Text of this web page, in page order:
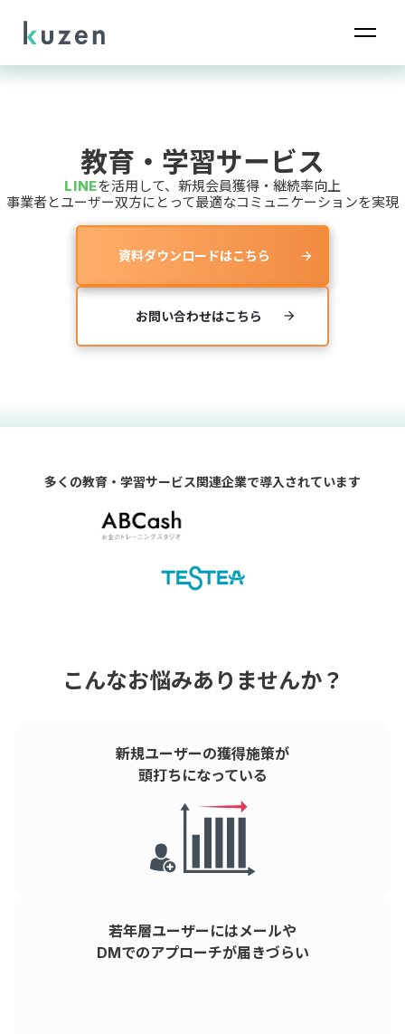
教育・学習サービス
LINEを活用して、新規会員獲得・継続率向上
事業者とユーザー双方にとって最適なコミュニケーションを実現
資料ダウンロードはこちら arrow_forward
お問い合わせはこちら arrow_forward
多くの教育・学習サービス関連企業で導入されています
こんなお悩みありませんか？
新規ユーザーの獲得施策が
頭打ちになっている
若年層ユーザーにはメールや
DMでのアプローチが届きづらい